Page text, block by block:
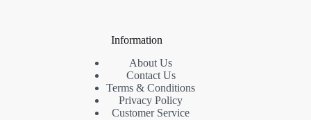
Information
About Us
Contact Us
Terms & Conditions
Privacy Policy
Customer Service